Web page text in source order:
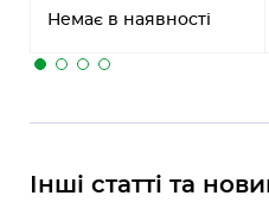
Немає в наявності
Інші статті та